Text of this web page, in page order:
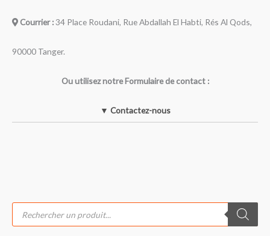
R
h
Courrier :34 Place Roudani, Rue Abdallah El Habti, Rés Al Qods,
90000 Tanger.
Ou utilisez notre Formulaire de contact :
▼ Contactez-nous